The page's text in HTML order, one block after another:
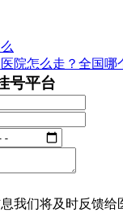
院怎么走？全国哪
号平台
我们将及时反馈给